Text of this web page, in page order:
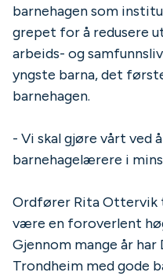
barnehagen som
grepet for å redusere
arbeids- og
yngste barna, det
barnehagen.
- Vi skal gjøre vårt ved
barnehagelærere i
Ordfører Rita Ottervik
være en foroverlent
Gjennom mange år
Trondheim med gode